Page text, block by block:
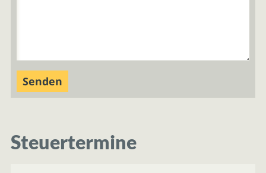
Steuertermine